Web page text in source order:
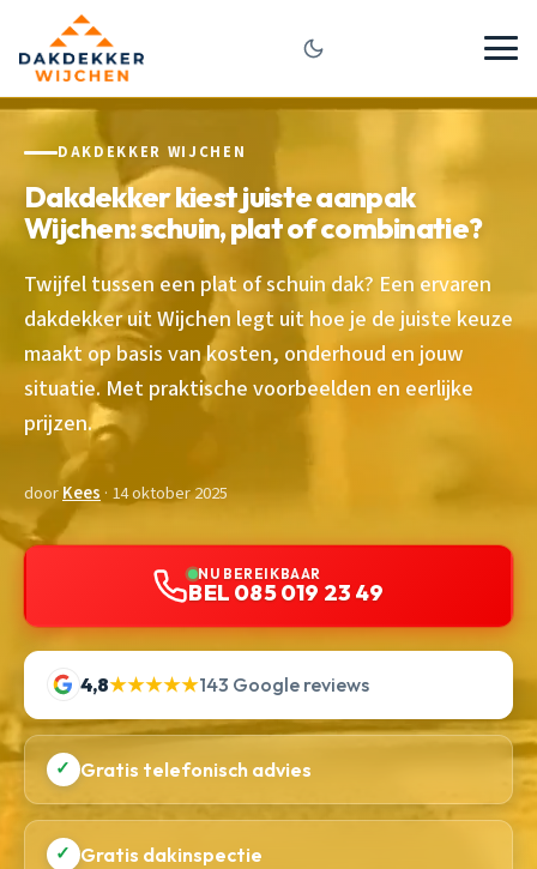
DAKDEKKER WIJCHEN
Dakdekker kiest juiste aanpak
Wijchen: schuin, plat of combinatie?
Twijfel tussen een plat of schuin dak? Een ervaren
dakdekker uit Wijchen legt uit hoe je de juiste keuze
maakt op basis van kosten, onderhoud en jouw
situatie. Met praktische voorbeelden en eerlijke
prijzen.
doorKees · 14 oktober 2025
NU BEREIKBAAR
BEL 085 019 23 49
4,8★★★★★143 Google reviews
✓ Gratis telefonisch advies
✓ Gratis dakinspectie